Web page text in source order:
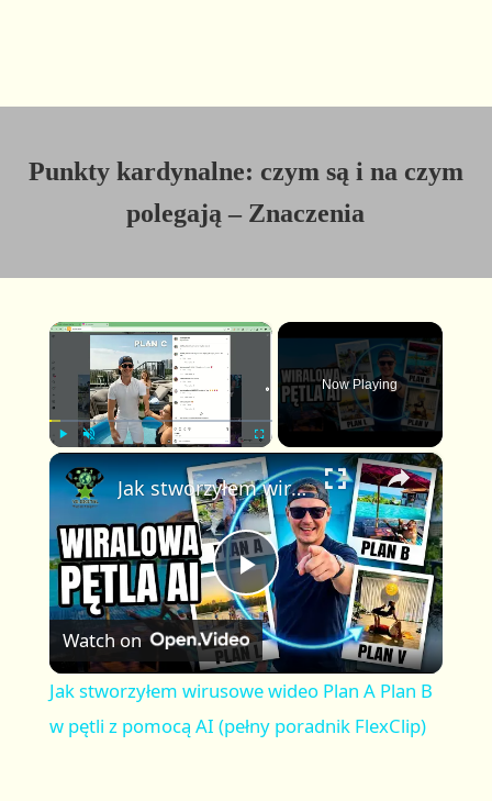
Punkty kardynalne: czym są i na czym
polegają – Znaczenia
×
y
n
m
t
e
F
u
l
l
s
c
r
e
n
Now Playing
×
P
l
a
Jak stworzyłem wirusowe wideo Plan A Plan B w pętli z pomocą AI (pełny poradnik FlexClip)
Watch on
Jak stworzyłem wirusowe wideo Plan A Plan B
w pętli z pomocą AI (pełny poradnik FlexClip)